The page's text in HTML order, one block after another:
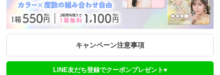
キャンペーン注意事項
LINE友だち登録でクーポンプレゼント♥